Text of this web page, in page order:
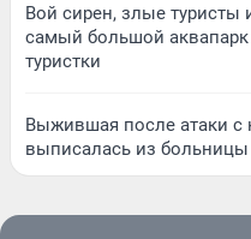
Вой сирен, злые туристы
самый большой
туристки
Выжившая после атаки с
выписалась из больницы